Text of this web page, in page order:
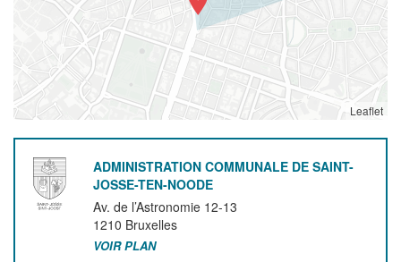
Leaflet
ADMINISTRATION COMMUNALE DE SAINT-
JOSSE-TEN-NOODE
Av. de l’Astronomie 12-13
1210 Bruxelles
VOIR PLAN